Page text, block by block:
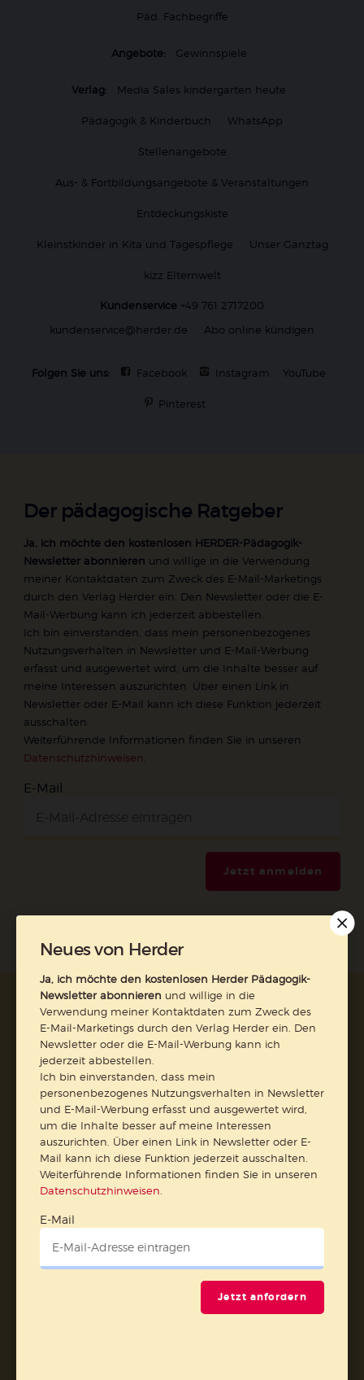
Päd. Fachbegriffe
Angebote: Gewinnspiele
Verlag: Media Sales kindergarten heute
Pädagogik & Kinderbuch WhatsApp
Stellenangebote
Aus- & Fortbildungsangebote & Veranstaltungen
Entdeckungskiste
Kleinstkinder in Kita und Tagespflege Unser Ganztag
kizz Elternwelt
Kundenservice +49 761 2717200
kundenservice@herder.de
Abo online kündigen
Folgen Sie uns: Facebook Instagram YouTube
Pinterest
Der pädagogische Ratgeber
Ja, ich möchte den kostenlosen HERDER-Pädagogik-
Newsletter abonnieren und willige in die Verwendung
meiner Kontaktdaten zum Zweck des E-Mail-Marketings
durch den Verlag Herder ein. Den Newsletter oder die E-
Mail-Werbung kann ich jederzeit abbestellen.
Ich bin einverstanden, dass mein personenbezogenes
Nutzungsverhalten in Newsletter und E-Mail-Werbung
erfasst und ausgewertet wird, um die Inhalte besser auf
meine Interessen auszurichten. Über einen Link in
Newsletter oder E-Mail kann ich diese Funktion jederzeit
ausschalten.
Weiterführende Informationen finden Sie in unseren
Datenschutzhinweisen.
E-Mail
Jetzt anmelden
AGB und Widerrufsbelehrung
Datenschutz
Barrierefreiheit
Impressum
Vertrag widerrufen
Abo online kündigen
Nach oben
Neues von Herder
Ja, ich möchte den kostenlosen Herder Pädagogik-
Newsletter abonnieren und willige in die
Verwendung meiner Kontaktdaten zum Zweck des
E-Mail-Marketings durch den Verlag Herder ein. Den
Newsletter oder die E-Mail-Werbung kann ich
jederzeit abbestellen.
Ich bin einverstanden, dass mein
personenbezogenes Nutzungsverhalten in Newsletter
und E-Mail-Werbung erfasst und ausgewertet wird,
um die Inhalte besser auf meine Interessen
auszurichten. Über einen Link in Newsletter oder E-
Mail kann ich diese Funktion jederzeit ausschalten.
Weiterführende Informationen finden Sie in unseren
Datenschutzhinweisen
E-Mail
Jetzt anfordern